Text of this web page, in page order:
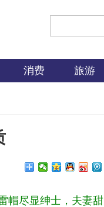
消费 旅游
帽尽显绅士，夫妻甜